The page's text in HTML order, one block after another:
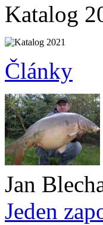
Katalog
Články
Jan
Jeden